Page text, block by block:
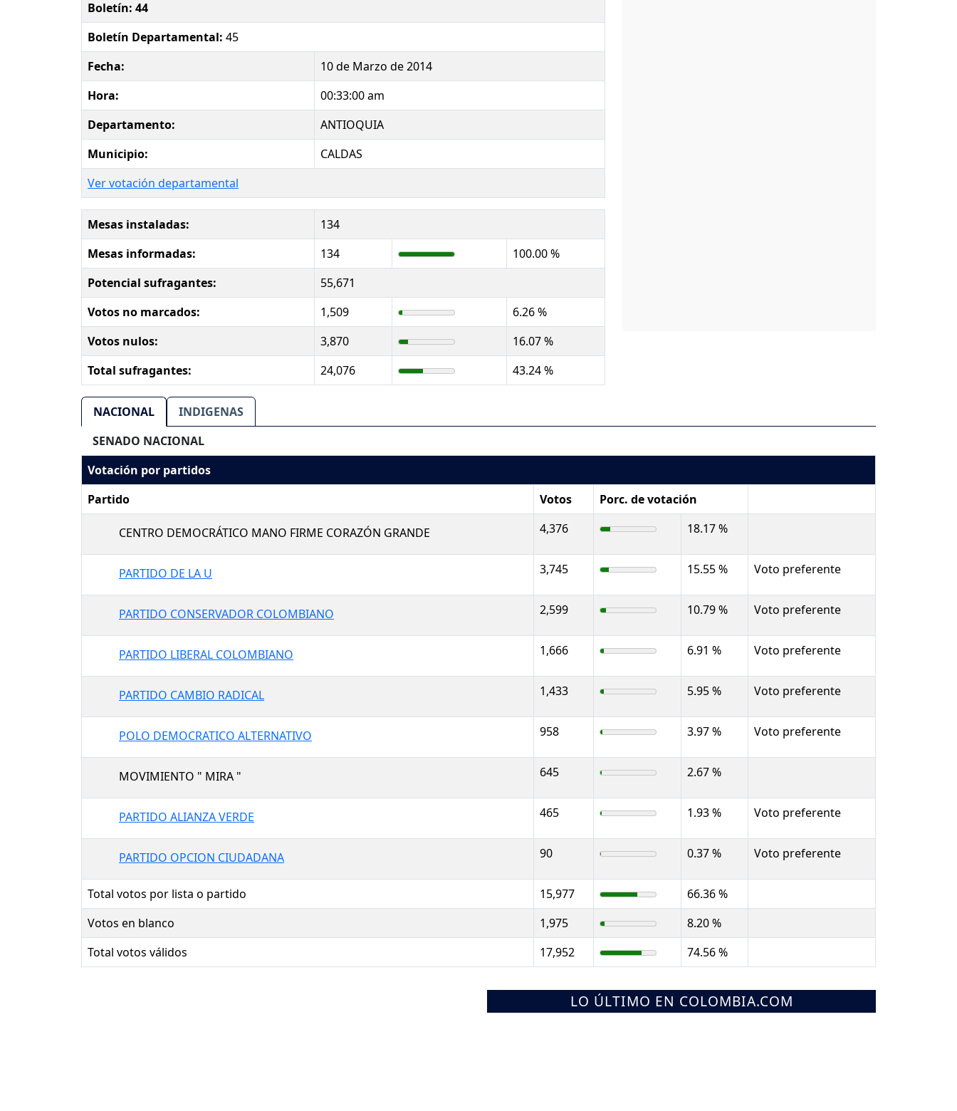
Boletín: 44
Boletín Departamental: 45
Fecha:
10 de Marzo de 2014
Hora:
00:33:00 am
Departamento:
ANTIOQUIA
Municipio:
CALDAS
Ver votación departamental
Mesas instaladas:
134
Mesas informadas:
134
100.00 %
Potencial sufragantes:
55,671
Votos no marcados:
1,509
6.26 %
Votos nulos:
3,870
16.07 %
Total sufragantes:
24,076 43.24 %
NACIONAL
INDIGENAS
SENADO NACIONAL
Votación por partidos
Partido
Votos Porc. de votación
CENTRO DEMOCRÁTICO MANO FIRME CORAZÓN GRANDE 4,376 18.17 %
PARTIDO DE LA U 3,745 15.55 % Voto preferente
PARTIDO CONSERVADOR COLOMBIANO 2,599 10.79 % Voto preferente
PARTIDO LIBERAL COLOMBIANO 1,666 6.91 % Voto preferente
PARTIDO CAMBIO RADICAL 1,433 5.95 % Voto preferente
POLO DEMOCRATICO ALTERNATIVO 958 3.97 % Voto preferente
MOVIMIENTO " MIRA " 645 2.67 %
PARTIDO ALIANZA VERDE 465 1.93 % Voto preferente
PARTIDO OPCION CIUDADANA 90 0.37 % Voto preferente
Total votos por lista o partido 15,977
66.36 %
Votos en blanco
1,975
8.20 %
Total votos válidos
17,952 74.56 %
LO ÚLTIMO EN COLOMBIA.COM